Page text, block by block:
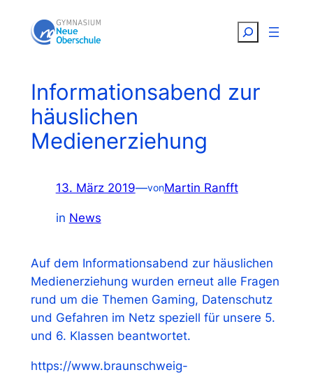
Inhalt
Suchen
Informationsabend zur
häuslichen
Medienerziehung
13. März 2019—vonMartin Ranfft
in News
Auf dem Informationsabend zur häuslichen
Medienerziehung wurden erneut alle Fragen
rund um die Themen Gaming, Datenschutz
und Gefahren im Netz speziell für unsere 5.
und 6. Klassen beantwortet.
https://www.braunschweig-